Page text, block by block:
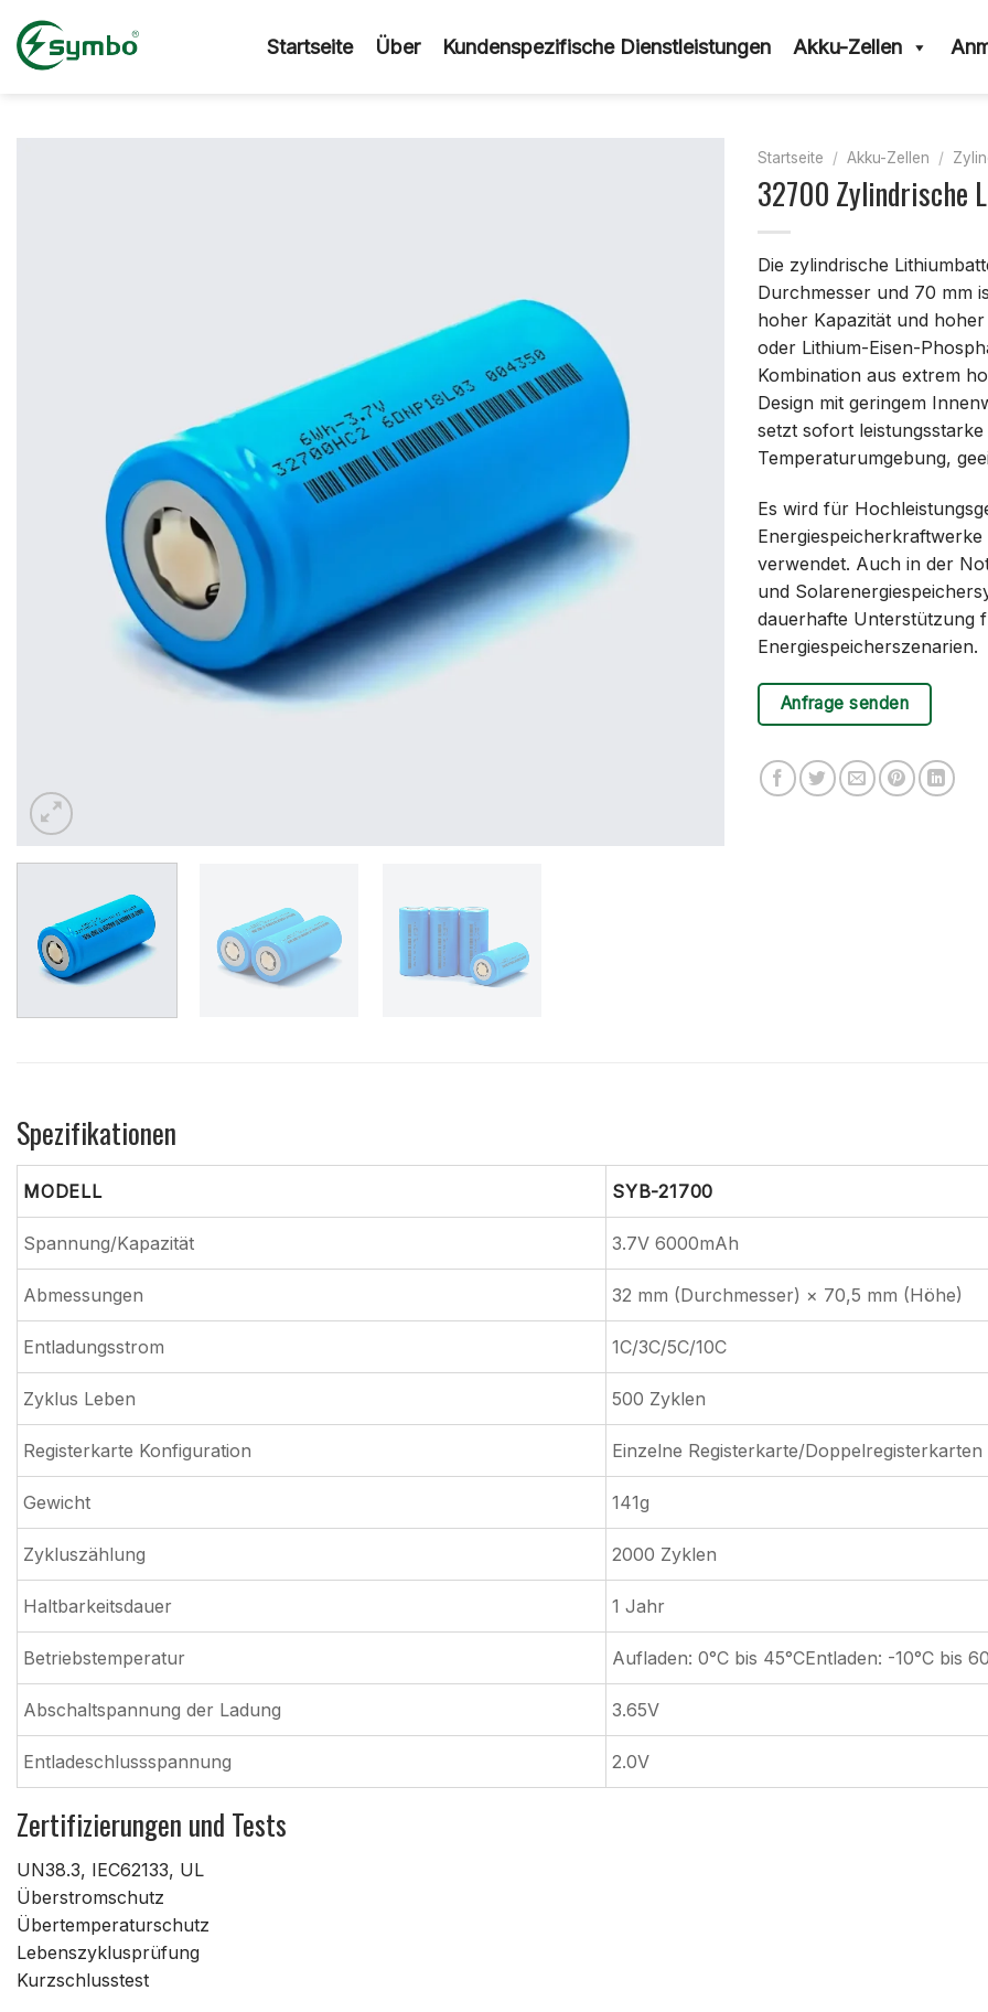
Inhalt
springen
Startseite Über Kundenspezifische Dienstleistungen Akku-Zellen
Startseite / Akku-Zellen /
32700 Zylindrische
Die zylindrische
Durchmesser und 70 mm
hoher Kapazität und
oder Lithium-Eisen-
Kombination aus extrem
Design mit geringem
setzt sofort
Temperaturumgebung,
Es wird für
verwendet. Auch in der
und
dauerhafte Unterstützung
Energiespeicherszenarien.
Anfrage senden
Spezifikationen
MODELL SYB-21700
Spannung/Kapazität 3.7V 6000mAh
Abmessungen 32 mm (Durchmesser) × 70,5 mm (Höhe)
Entladungsstrom 1C/3C/5C/10C
Zyklus Leben 500 Zyklen
Registerkarte Konfiguration Einzelne Registerkarte/Doppelregisterkarten
Gewicht 141g
Zykluszählung 2000 Zyklen
Haltbarkeitsdauer 1 Jahr
Betriebstemperatur Aufladen: 0°C bis 45°CEntladen: -10°C bis
Abschaltspannung der Ladung 3.65V
Entladeschlussspannung 2.0V
Zertifizierungen und Tests
UN38.3, IEC62133, UL
Überstromschutz
Übertemperaturschutz
Lebenszyklusprüfung
Kurzschlusstest